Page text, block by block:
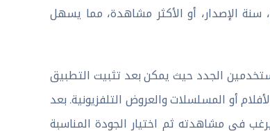
الإصدار، أو الأكثر مشاهدة، مما يسهل
الجدد حيث يمكن بعد تثبيت التطبيق
أو المسلسلات والعروض التلفزيونية. بعد
في مشاهدته ثم اختيار الجودة المناسبة